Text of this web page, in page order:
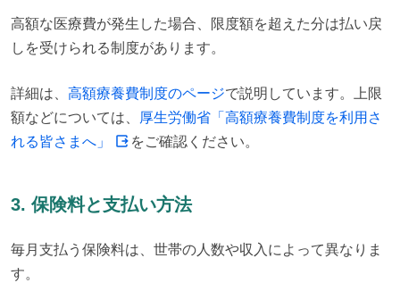
高額な医療費が発生した場合、限度額を超えた分は払い戻
しを受けられる制度があります。
詳細は、 高額療養費制度のページで説明しています。上限
額などについては、
厚生労働省「高額療養費制度を利用さ
れる皆さまへ」
をご確認ください。
3. 保険料と支払い方法
毎月支払う保険料は、世帯の人数や収入によって異なりま
す。